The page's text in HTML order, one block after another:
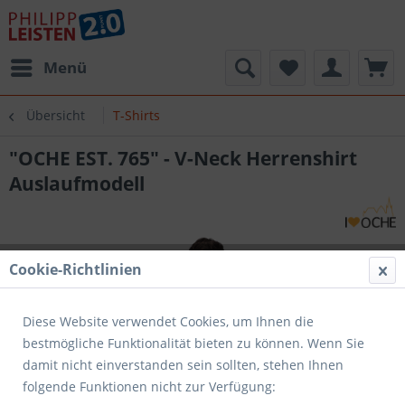
Menü
Übersicht T-Shirts
"OCHE EST. 765" - V-Neck Herrenshirt
Auslaufmodell
Cookie-Richtlinien
Diese Website verwendet Cookies, um Ihnen die
bestmögliche Funktionalität bieten zu können. Wenn Sie
damit nicht einverstanden sein sollten, stehen Ihnen
folgende Funktionen nicht zur Verfügung: